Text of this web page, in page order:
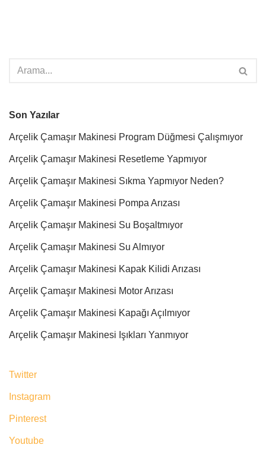
Son Yazılar
Arçelik Çamaşır Makinesi Program Düğmesi Çalışmıyor
Arçelik Çamaşır Makinesi Resetleme Yapmıyor
Arçelik Çamaşır Makinesi Sıkma Yapmıyor Neden?
Arçelik Çamaşır Makinesi Pompa Arızası
Arçelik Çamaşır Makinesi Su Boşaltmıyor
Arçelik Çamaşır Makinesi Su Almıyor
Arçelik Çamaşır Makinesi Kapak Kilidi Arızası
Arçelik Çamaşır Makinesi Motor Arızası
Arçelik Çamaşır Makinesi Kapağı Açılmıyor
Arçelik Çamaşır Makinesi Işıkları Yanmıyor
Twitter
Instagram
Pinterest
Youtube